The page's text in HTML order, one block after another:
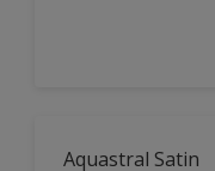
Aquastral Satin